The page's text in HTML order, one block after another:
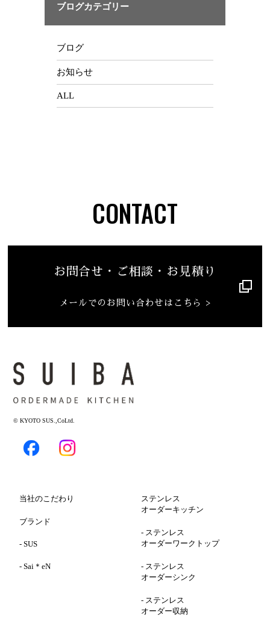
ブログカテゴリー
ブログ
お知らせ
ALL
CONTACT
お問合せ・ご相談・お見積り
メールでのお問い合わせはこちら >
© KYOTO SUS.,CoLtd.
当社のこだわり
ブランド
-SUS
-Sai＊eN
ステンレス
オーダーキッチン
- ステンレス
オーダーワークトップ
- ステンレス
オーダーシンク
- ステンレス
オーダー収納